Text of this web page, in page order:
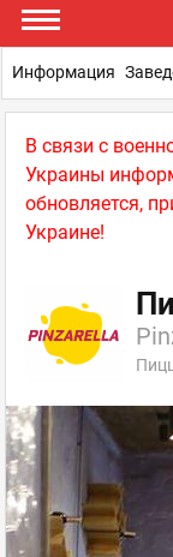
В связи с
Украины
обновляется,
Украине!
Информация